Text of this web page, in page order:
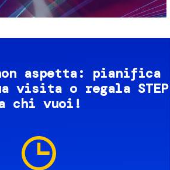
aspetta: pianifica
visita o regala STEP
chi vuoi!